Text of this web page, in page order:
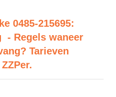
0485-215695:
- Regels waneer
Tarieven